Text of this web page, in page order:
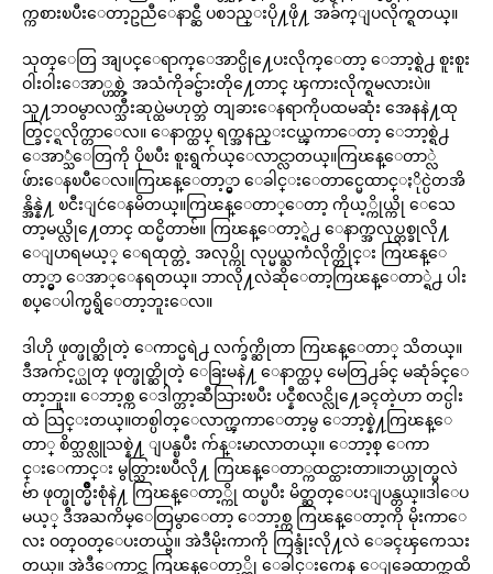
က္ကစားၿပီးေတာ့ဥညီေနာင္ဆီ ပစၥည္းပို႔ဖို႔ အခ်က္ျပလိုက္ရတယ္။
သုတ္ေတြ အျပင္ေရာက္ေအာင္ပို႔ေပးလိုက္ေတာ့ ေဘာ့စ္ရဲ႕ စူးစူး
ဝါးဝါးေအာ္ဟစ္တဲ့ အသံကိုခင္ဗ်ားတို႔ေတာင္ ၾကားလိုက္ရမလားပဲ။
သူ႔ဘဝမွာလက္သီးဆုပ္ထဲမဟုတ္ဘဲ တျခားေနရာကိုပထမဆုံး အေနနဲ႔ထု
တ္ခြင့္ရလိုက္တာေလ။ ေနာက္ထပ္ ရက္အနည္းငယ္ၾကာေတာ့ ေဘာ့စ္ရဲ႕
ေအာ္သံေတြကို ပိုၿပီး စူးရွက်ယ္ေလာင္လာတယ္။ကြၽန္ေတာ္လဲ
ဖ်ားေနၿပီေလ။ကြၽန္ေတာ့္မွာ ေခါင္းေတာင္မေထာင္ႏိုင္ပဲတအိ
န္အိန္နဲ႔ ၿငီးျငဴေနမိတယ္။ကြၽန္ေတာ္ေတာ့ ကိုယ့္ကိုယ္ကို ေသေ
တာ့မယ္လို႔ေတာင္ ထင္မိတာဗ်။ ကြၽန္ေတာ့္ရဲ႕ ေနာက္အလုပ္တစ္ခုလို႔
ေျပာရမယ့္ ေရထုတ္တဲ့ အလုပ္ကို လုပ္မယ္ႀကံလိုက္တိုင္း ကြၽန္ေ
တာ့္မွာ ေအာ္ေနရတယ္။ ဘာလို႔လဲဆိုေတာ့ကြၽန္ေတာ္ရဲ႕ ပါး
စပ္ေပါက္မရွိေတာ့ဘူးေလ။
ဒါဟို ဖုတ္ဖုတ္ဆိုတဲ့ ေကာင္မရဲ႕ လက္ခ်က္ဆိုတာ ကြၽန္ေတာ္ သိတယ္။
ဒီအက်င့္ယုတ္ ဖုတ္ဖုတ္ဆိုတဲ့ ေခြးမနဲ႔ ေနာက္ထပ္ မေတြ႕ခ်င္ မဆုံခ်င္ေ
တာ့ဘူး။ ေဘာ့စ္က ေဒါက္တာ့ဆီသြားၿပီး ပင္နီစလင္လို႔ေခၚတဲ့ဟာ တင္ပါး
ထဲ သြင္းတယ္။တစ္ပါတ္ေလာက္ၾကာေတာ့မွ ေဘာ့စ္နဲ႔ကြၽန္ေ
တာ္ စိတ္သစ္လူသစ္နဲ႔ ျပန္ၿပီး က်န္းမာလာတယ္။ ေဘာ့စ္ ေကာ
င္းေကာင္း မွတ္သြားၿပီလို႔ ကြၽန္ေတာ္ကထင္ထားတာ။ဘယ္ဟုတ္မလဲ
ဗ်ာ ဖုတ္ဖုတ္မ်ိဳးစုံနဲ႔ ကြၽန္ေတာ့္ကို ထပ္ၿပီး မိတ္ဆတ္ေပးျပန္တယ္။ဒါေပ
မယ့္ ဒီအႀကိမ္ေတြမွာေတာ့ ေဘာ့စ္က ကြၽန္ေတာ့ကို မိုးကာေ
လး ဝတ္ဝတ္ေပးတယ္ဗ်။ အဲဒီမိုးကာကို ကြန္ဒုံးလို႔လဲ ေခၚၾကေသး
တယ္။ အဲဒီေကာင္က ကြၽန္ေတာ့္ကို ေခါင္းကေန ေျခေထာက္အထိ